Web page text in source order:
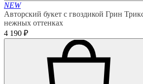
NEW
Авторский букет с гвоздикой Грин
нежных оттенках
4 190 ₽